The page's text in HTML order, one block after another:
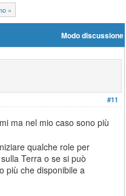
»
Modo discussione
#11
ma nel mio caso sono più
qualche role per
Terra o se si può
più che disponibile a